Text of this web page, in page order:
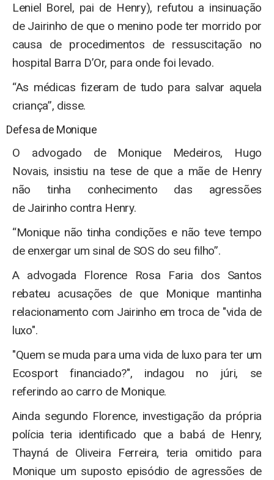
Leniel Borel, pai de Henry), refutou a insinuação
de Jairinho de que o menino pode ter morrido por
causa de procedimentos de ressuscitação no
hospital Barra D’Or, para onde foi levado.
“As médicas fizeram de tudo para salvar aquela
criança”, disse.
Defesa de Monique
O advogado de Monique Medeiros, Hugo
Novais, insistiu na tese de que a mãe de Henry
não tinha conhecimento das agressões
de Jairinho contra Henry.
“Monique não tinha condições e não teve tempo
de enxergar um sinal de SOS do seu filho”.
A advogada Florence Rosa Faria dos Santos
rebateu acusações de que Monique mantinha
relacionamento com Jairinho em troca de "vida de
luxo".
"Quem se muda para uma vida de luxo para ter um
Ecosport financiado?", indagou no júri, se
referindo ao carro de Monique.
Ainda segundo Florence, investigação da própria
polícia teria identificado que a babá de Henry,
Thayná de Oliveira Ferreira, teria omitido para
Monique um suposto episódio de agressões de